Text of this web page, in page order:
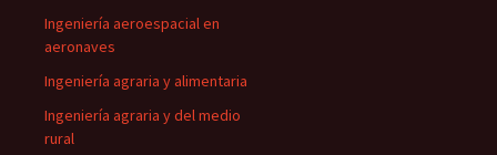
Ingeniería aeroespacial en
aeronaves
Ingeniería agraria y alimentaria
Ingeniería agraria y del medio
rural